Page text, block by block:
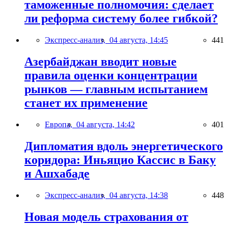
таможенные полномочия: сделает
ли реформа систему более гибкой?
Экспресс-анализ, 04 августа, 14:45 441
Азербайджан вводит новые
правила оценки концентрации
рынков — главным испытанием
станет их применение
Европа, 04 августа, 14:42 401
Дипломатия вдоль энергетического
коридора: Иньяцио Кассис в Баку
и Ашхабаде
Экспресс-анализ, 04 августа, 14:38 448
Новая модель страхования от